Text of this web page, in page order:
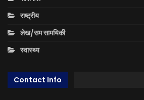
राष्ट्रीय
लेख/सम सामयिकी
स्वास्थ्य
Contact Info